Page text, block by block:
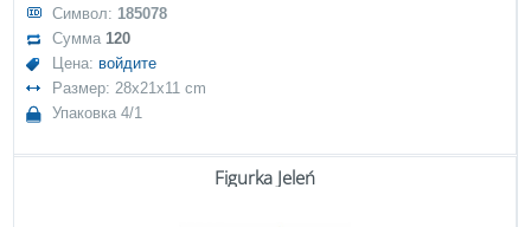
Символ: 185078
Сумма120
Цена: войдите
Размер: 28x21x11 cm
Упаковка 4/1
Figurka Jeleń